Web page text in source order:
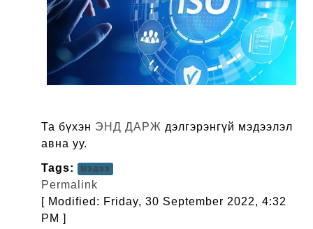
Та бүхэн ЭНД ДАРЖ дэлгэрэнгүй мэдээлэл
авна уу.
Tags: мэдээ
Permalink
[ Modified: Friday, 30 September 2022, 4:32
PM ]